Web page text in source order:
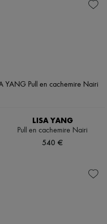
LISA YANG
Pull en cachemire Nairi
540 €